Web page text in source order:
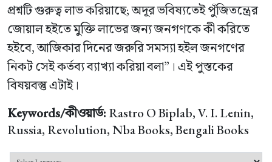
প্রশ্নটি গুরুত্ব লাভ করিয়াছে; অদূর ভবিষ্যতেই পুঁজিতন্ত্রের
জোয়াল হইতে মুক্তি লাভের জন্য জনগণকে কী করিতে
হইবে, আজিকার দিনের জরুরি সমস্যা হইল জনগণের
নিকট সেই কর্তব্য ব্যাখ্যা করিয়া বলা”। এই পুস্তকের
বিষয়বস্তু এটাই।
Keywords/কীওয়ার্ড: Rastro O Biplab, V. I. Lenin,
Russia, Revolution, Nba Books, Bengali Books